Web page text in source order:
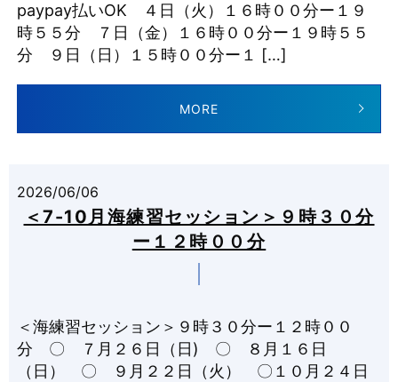
paypay払いOK ４日（火）１６時００分ー１９
時５５分 ７日（金）１６時００分ー１９時５５
分 ９日（日）１５時００分ー１ […]
MORE
2026/06/06
＜7-10月海練習セッション＞９時３０分
ー１２時００分
＜海練習セッション＞９時３０分ー１２時００
分 〇 ７月２６日（日) 〇 ８月１６日
（日） 〇 ９月２２日（火） 〇１０月２４日